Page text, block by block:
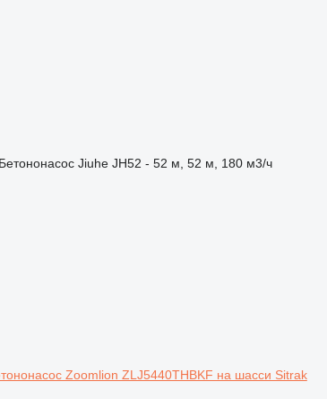
Бетононасос Jiuhe JH52 - 52 м, 52 м, 180 м3/ч
Zoomlion ZLJ5440THBKF на шасси Sitrak